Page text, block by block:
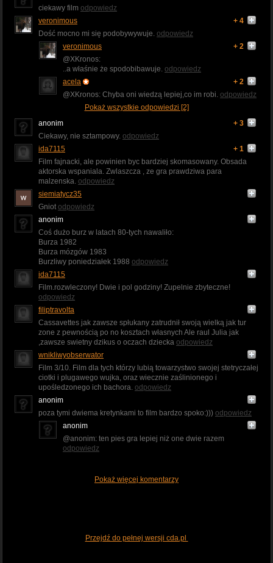
ciekawy film odpowiedz
veronimous
+ 4
Dość mocno mi się podobywywuje. odpowiedz
veronimous
+ 2
@XKronos:
..a właśnie że spodobibawuje. odpowiedz
acela
+ 2
@XKronos: Chyba oni wiedzą lepiej,co im robi. odpowiedz
Pokaż wszystkie odpowiedzi [2]
anonim
+ 3
Ciekawy, nie sztampowy. odpowiedz
ida7115
+ 1
Film fajnacki, ale powinien byc bardziej skomasowany. Obsada
aktorska wspaniala. Zwlaszcza , ze gra prawdziwa para
malzenska. odpowiedz
siemiatycz35
Gniot odpowiedz
anonim
Coś dużo burz w latach 80-tych nawaliło:
Burza 1982
Burza mózgów 1983
Burzliwy poniedziałek 1988 odpowiedz
ida7115
Film.rozwleczony! Dwie i pol godziny! Zupelnie zbyteczne!
odpowiedz
filiptravolta
Cassavettes jak zawsze spłukany zatrudnił swoją wielką jak tur
zone z pewnością po no kosztach własnych Ale raul Julia jak
,zawsze swietny dzikus o oczach dziecka odpowiedz
wnikliwyobserwator
Film 3/10. Film dla tych którzy lubią towarzystwo swojej stetryczałej
ciotki i plugawego wujka, oraz wiecznie zaślinionego i
upośledzonego ich bachora. odpowiedz
anonim
poza tymi dwiema kretynkami to film bardzo spoko:))) odpowiedz
anonim
@anonim: ten pies gra lepiej niż one dwie razem
odpowiedz
Pokaż więcej komentarzy
Przejdź do pełnej wersji cda.pl